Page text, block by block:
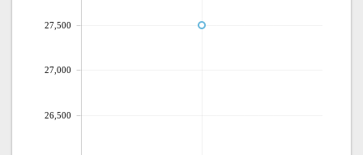
26,500
27,000
27,500